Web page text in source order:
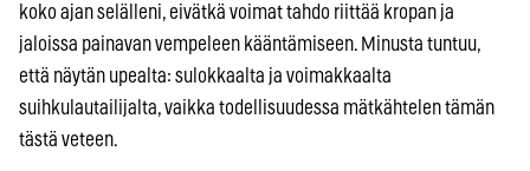
koko ajan selälleni, eivätkä voimat tahdo riittää kropan ja
jaloissa painavan vempeleen kääntämiseen. Minusta tuntuu,
että näytän upealta: sulokkaalta ja voimakkaalta
suihkulautailijalta, vaikka todellisuudessa mätkähtelen tämän
tästä veteen.